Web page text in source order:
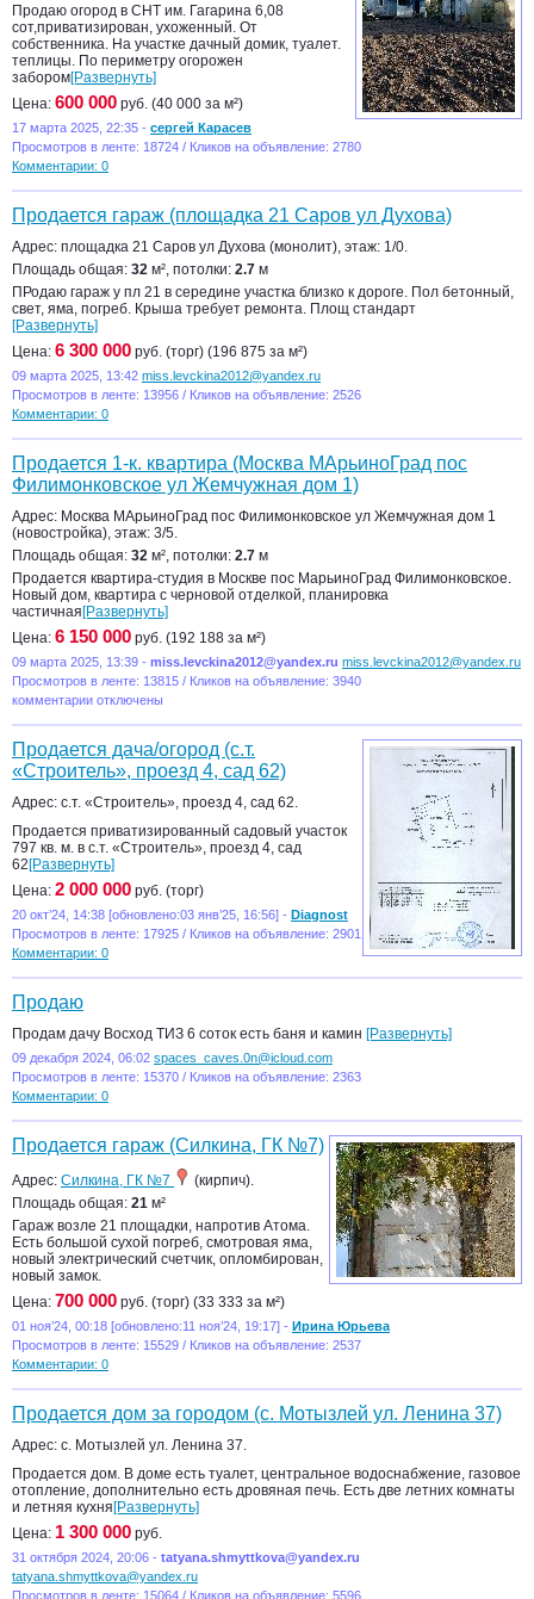
Продаю огород в СНТ им. Гагарина 6,08
сот,приватизирован, ухоженный. От
собственника. На участке дачный домик, туалет.
теплицы. По периметру огорожен
забором[Развернуть]
Цена: 600 000 руб. (40 000 за м²)
17 марта 2025, 22:35 - сергей Карасев
Просмотров в ленте: 18724 / Кликов на объявление: 2780
Комментарии: 0
Продается гараж (площадка 21 Саров ул Духова)
Адрес: площадка 21 Саров ул Духова (монолит), этаж: 1/0.
Площадь общая: 32 м², потолки: 2.7 м
ПРодаю гараж у пл 21 в середине участка близко к дороге. Пол бетонный,
свет, яма, погреб. Крыша требует ремонта. Площ стандарт
[Развернуть]
Цена: 6 300 000 руб. (торг) (196 875 за м²)
09 марта 2025, 13:42 miss.levckina2012@yandex.ru
Просмотров в ленте: 13956 / Кликов на объявление: 2526
Комментарии: 0
Продается 1-к. квартира (Москва МАрьиноГрад пос
Филимонковское ул Жемчужная дом 1)
Адрес: Москва МАрьиноГрад пос Филимонковское ул Жемчужная дом 1
(новостройка), этаж: 3/5.
Площадь общая: 32 м², потолки: 2.7 м
Продается квартира-студия в Москве пос МарьиноГрад Филимонковское.
Новый дом, квартира с черновой отделкой, планировка
частичная[Развернуть]
Цена: 6 150 000 руб. (192 188 за м²)
09 марта 2025, 13:39 - miss.levckina2012@yandex.ru miss.levckina2012@yandex.ru
Просмотров в ленте: 13815 / Кликов на объявление: 3940
комментарии отключены
Продается дача/огород (с.т.
«Строитель», проезд 4, сад 62)
Адрес: с.т. «Строитель», проезд 4, сад 62.
Продается приватизированный садовый участок
797 кв. м. в с.т. «Строитель», проезд 4, сад
62[Развернуть]
Цена: 2 000 000 руб. (торг)
20 окт’24, 14:38 [обновлено:03 янв’25, 16:56] - Diagnost
Просмотров в ленте: 17925 / Кликов на объявление: 2901
Комментарии: 0
Продаю
Продам дачу Восход ТИЗ 6 соток есть баня и камин [Развернуть]
09 декабря 2024, 06:02 spaces_caves.0n@icloud.com
Просмотров в ленте: 15370 / Кликов на объявление: 2363
Комментарии: 0
Продается гараж (Силкина, ГК №7)
Адрес: Силкина, ГК №7
(кирпич).
Площадь общая: 21 м²
Гараж возле 21 площадки, напротив Атома.
Есть большой сухой погреб, смотровая яма,
новый электрический счетчик, опломбирован,
новый замок.
Цена: 700 000 руб. (торг) (33 333 за м²)
01 ноя’24, 00:18 [обновлено:11 ноя’24, 19:17] - Ирина Юрьева
Просмотров в ленте: 15529 / Кликов на объявление: 2537
Комментарии: 0
Продается дом за городом (с. Мотызлей ул. Ленина 37)
Адрес: с. Мотызлей ул. Ленина 37.
Продается дом. В доме есть туалет, центральное водоснабжение, газовое
отопление, дополнительно есть дровяная печь. Есть две летних комнаты
и летняя кухня[Развернуть]
Цена: 1 300 000 руб.
31 октября 2024, 20:06 - tatyana.shmyttkova@yandex.ru
tatyana.shmyttkova@yandex.ru
Просмотров в ленте: 15064 / Кликов на объявление: 5596